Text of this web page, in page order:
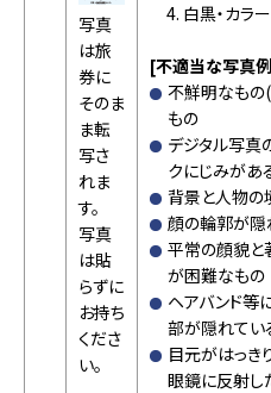
写真
は旅
券に
そのま
ま転
写さ
れま
す。
写真
は貼
らずに
お持ち
くださ
い。
白黒・カラ
[不適当な写真
不鮮明なもの(
もの
デジタル写真
クにじみがあ
背景と人物
顔の輪郭が隠
平常の顔貌と
が困難なもの
ヘアバンド等
部が隠れてい
目元がはっき
眼鏡に反射し